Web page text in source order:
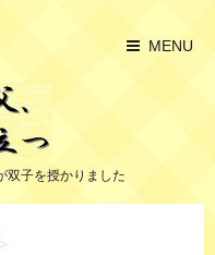
MENU
双子を授かりました
>